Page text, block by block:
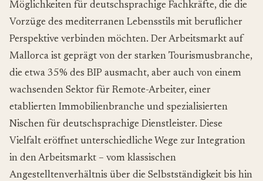
Möglichkeiten für deutschsprachige Fachkräfte, die die
Vorzüge des mediterranen Lebensstils mit beruflicher
Perspektive verbinden möchten. Der Arbeitsmarkt auf
Mallorca ist geprägt von der starken Tourismusbranche,
die etwa 35% des BIP ausmacht, aber auch von einem
wachsenden Sektor für Remote-Arbeiter, einer
etablierten Immobilienbranche und spezialisierten
Nischen für deutschsprachige Dienstleister. Diese
Vielfalt eröffnet unterschiedliche Wege zur Integration
in den Arbeitsmarkt – vom klassischen
Angestelltenverhältnis über die Selbstständigkeit bis hin